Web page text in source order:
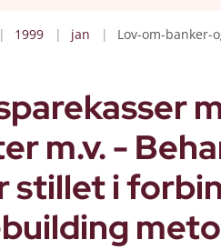
1999 jan Lov-om-banker-
m.v. -
stillet i